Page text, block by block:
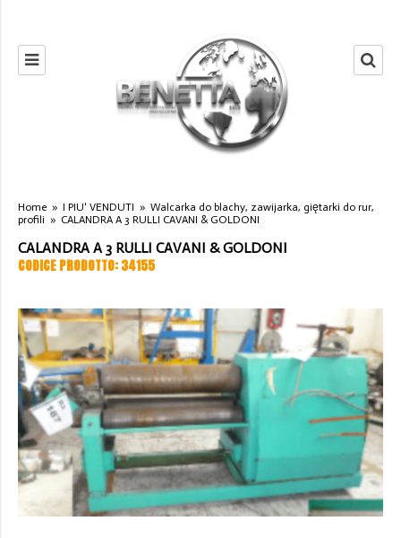
Home » I PIU' VENDUTI » Walcarka do blachy, zawijarka, giętarki do rur,
profili » CALANDRA A 3 RULLI CAVANI & GOLDONI
CALANDRA A 3 RULLI CAVANI & GOLDONI
CODICE PRODOTTO: 34155